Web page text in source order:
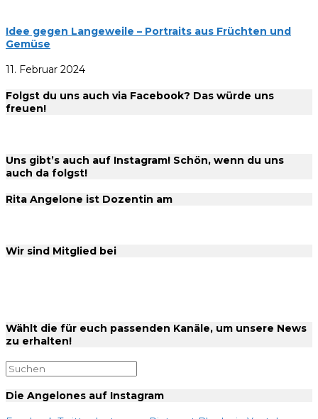
Idee gegen Langeweile – Portraits aus Früchten und
Gemüse
11. Februar 2024
Folgst du uns auch via Facebook? Das würde uns
freuen!
Uns gibt’s auch auf Instagram! Schön, wenn du uns
auch da folgst!
Rita Angelone ist Dozentin am
Wir sind Mitglied bei
Wählt die für euch passenden Kanäle, um unsere News
zu erhalten!
Die Angelones auf Instagram